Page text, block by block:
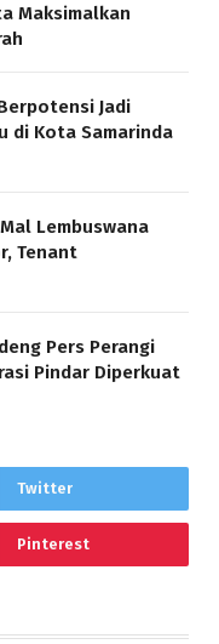
Maksimalkan
Jadi
di Kota Samarinda
Lembuswana
Tenant
Pers Perangi
Pindar Diperkuat
Twitter
Pinterest